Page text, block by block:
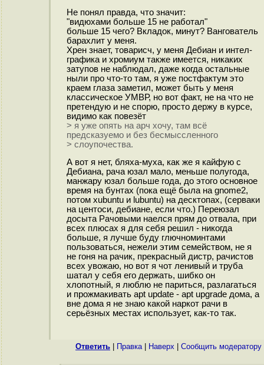
Не понял правда, что значит:
"видюхами больше 15 не работал"
больше 15 чего? Вкладок, минут? Вангователь
барахлит у меня.
Хрен знает, товарисч, у меня Дебиан и интел-
графика и хромиум также имеется, никаких
затупов не наблюдал, даже когда остальные
ныли про что-то там, я уже постфактум это
краем глаза заметил, может быть у меня
классическое УМВР, но вот факт, не на что не
претендую и не спорю, просто держу в курсе,
видимо как повезёт
> я уже опять на арч хочу, там всё
предсказуемо и без бесмыссленного
> слоупочества.
А вот я нет, бляха-муха, как же я кайфую с
Дебиана, рача юзал мало, меньше полугода,
манжару юзал больше года, до этого основное
время на бунтах (пока ещё была на gnome2,
потом xubuntu и lubuntu) на десктопах, (серваки
на центоси, дебиане, если что.) Переюзал
досыта Рачовыми наелся прям до отвала, при
всех плюсах я для себя решил - никогда
больше, я лучше буду глючноминтами
пользоваться, нежели этим семейством, не я
не гоня на рачик, прекрасный дистр, рачистов
всех увожаю, но вот я чот ленивый и труба
шатал у себя его держать, шибко он
хлопотный, я люблю не париться, разлагаться
и прожмакивать apt update - apt upgrade дома, а
вне дома я не знаю какой наркот рачи в
серьёзных местах использует, как-то так.
Ответить Правка| Наверх Cообщить модератору